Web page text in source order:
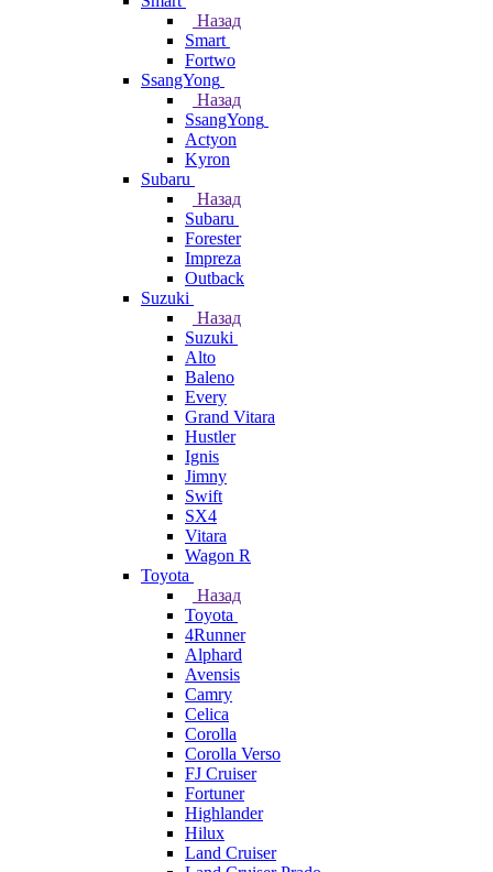
Назад
Smart
Fortwo
SsangYong
Назад
SsangYong
Actyon
Kyron
Subaru
Назад
Subaru
Forester
Impreza
Outback
Suzuki
Назад
Suzuki
Alto
Baleno
Every
Grand Vitara
Hustler
Ignis
Jimny
Swift
SX4
Vitara
Wagon R
Toyota
Назад
Toyota
4Runner
Alphard
Avensis
Camry
Celica
Corolla
Corolla Verso
FJ Cruiser
Fortuner
Highlander
Hilux
Land Cruiser